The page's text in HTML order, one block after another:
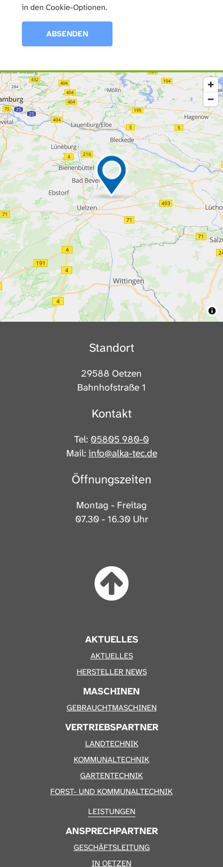
in den Cookie-Optionen.
ABSENDEN
Standort
29588 Oetzen
Bahnhofstraße 1
Kontakt
Tel: 05805 980-0
Mail: info@alka-tec.de
Öffnungszeiten
Montag - Freitag
07.30 - 16.30 Uhr
AKTUELLES
AKTUELLES
HERSTELLER NEWS
MASCHINEN
GEBRAUCHTMASCHINEN
VERTRIEBSPARTNER
LANDTECHNIK
KOMMUNALTECHNIK
GARTENTECHNIK
FORST- UND KOMMUNALTECHNIK
LEISTUNGEN
ANSPRECHPARTNER
GESCHÄFTSLEITUNG
IN OETZEN